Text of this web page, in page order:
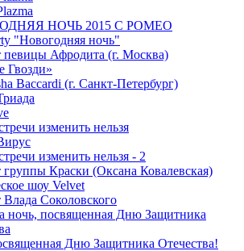
НОЧЬ 2015 C РОМЕО
"Новогодняя ночь"
певицы Афродита (г. Москва)
Гвозди»
Baccardi (г. Санкт-Петербург)
изменить нельзя
изменить нельзя - 2
группы Краски (Оксана Ковалевская)
шоу Velvet
Соколовского
ночь, посвященная Дню Защитника
Дню Защитника Отечества!